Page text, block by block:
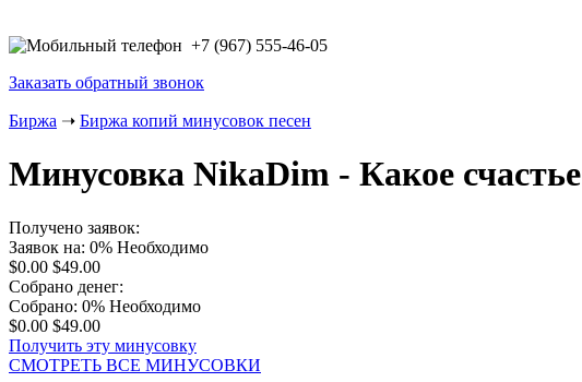
+7 (967) 555-46-05
Заказать обратный звонок
Биржа ➝ Биржа копий минусовок песен
Минусовка NikaDim - Какое счастье
Получено заявок:
Заявок на: 0% Необходимо
$0.00 $49.00
Собрано денег:
Собрано: 0% Необходимо
$0.00 $49.00
Получить эту минусовку
СМОТРЕТЬ ВСЕ МИНУСОВКИ